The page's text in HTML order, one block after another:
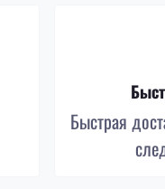
Быстрая